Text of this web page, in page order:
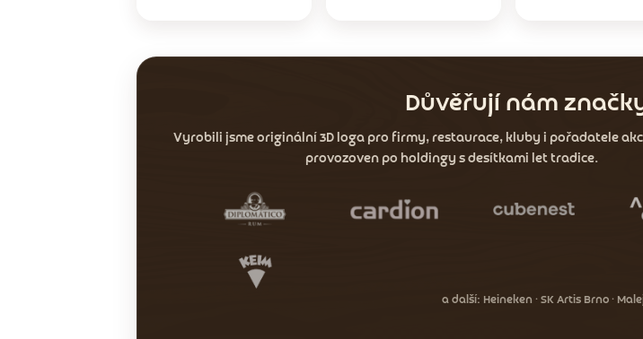
Důvěřují nám
Vyrobili jsme originální 3D loga pro firmy, restaurace, kluby i pořadatele
provozoven po holdingy s desítkami let tradice.
a další: Heineken · SK Artis Brno ·